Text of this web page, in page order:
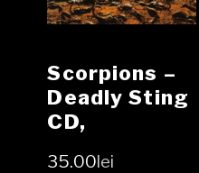
Scorpions –
Deadly Sting
CD,
35.00lei